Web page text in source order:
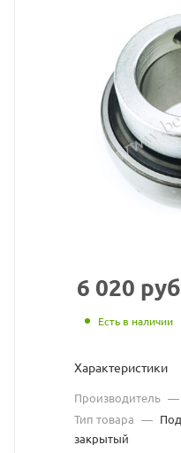
6 020
Есть в наличии
Характеристики
Производитель —
Тип товара —
закрытый